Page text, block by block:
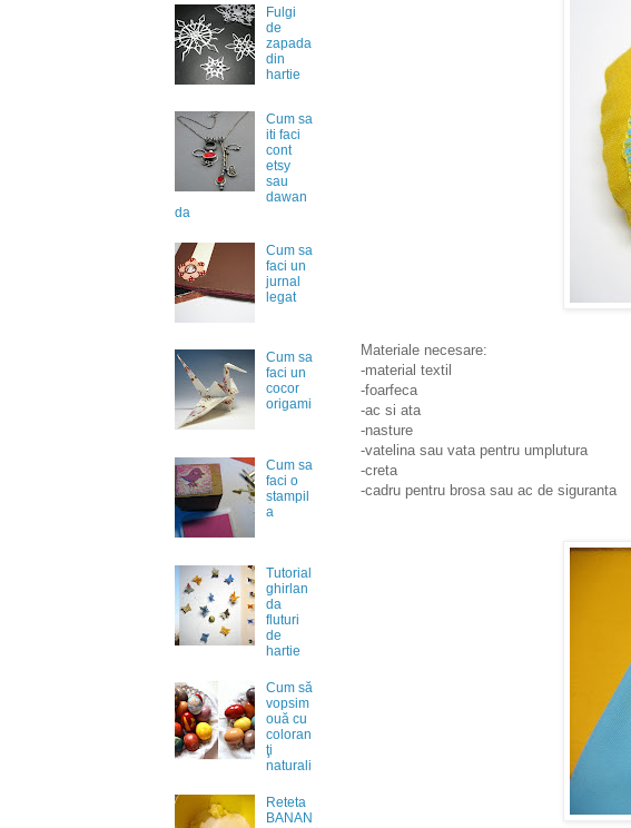
Materiale necesare:
-material textil
-foarfeca
-ac si ata
-nasture
-vatelina sau vata pentru umplutura
-creta
-cadru pentru brosa sau ac de siguranta
Fulgi
de
zapada
din
hartie
Cum sa
iti faci
cont
etsy
sau
dawan
da
Cum sa
faci un
jurnal
legat
Cum sa
faci un
cocor
origami
Cum sa
faci o
stampil
a
Tutorial
ghirlan
da
fluturi
de
hartie
Cum să
vopsim
ouă cu
coloran
ţi
naturali
Reteta
BANAN